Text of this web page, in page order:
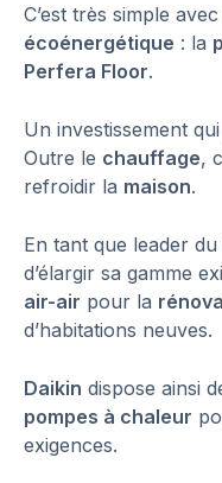
C’est très simple
écoénergétique : la
Perfera Floor.
Un investissement
Outre le chauffage,
refroidir la maison.
En tant que leader
d’élargir sa gamme
air-air pour la
d’habitations neuves.
Daikin dispose ainsi
pompes à chaleur
exigences.